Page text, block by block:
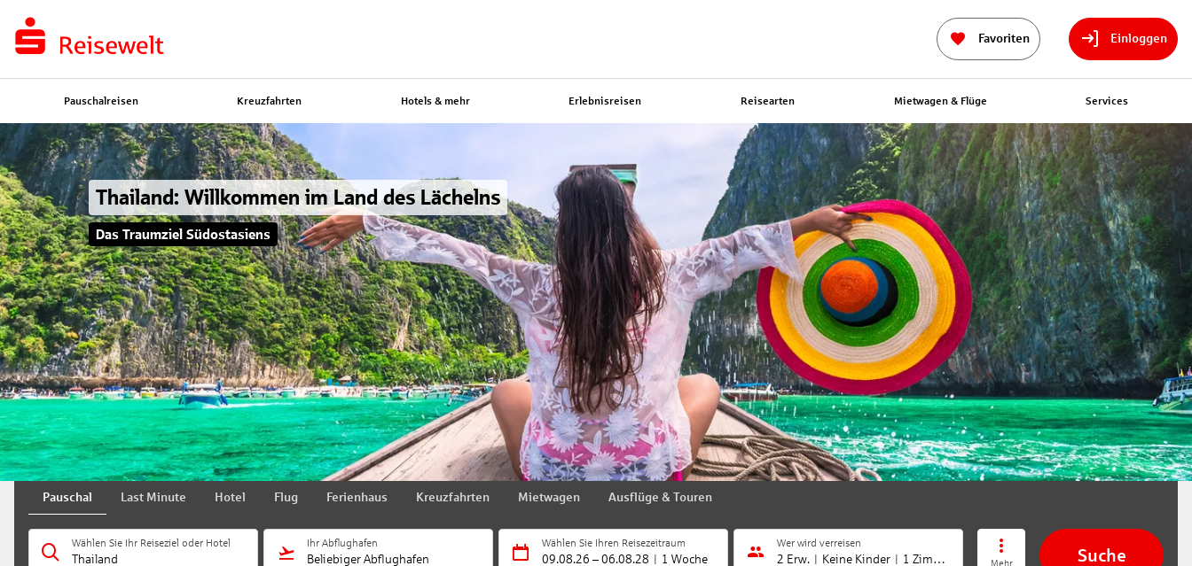
Favoriten Einloggen
Pauschalreisen Kreuzfahrten Hotels & mehr Erlebnisreisen Reisearten Mietwagen & Flüge Services
Thailand: Willkommen im Land des Lächelns
Das Traumziel Südostasiens
Pauschal Last Minute Hotel Flug Ferienhaus Kreuzfahrten Mietwagen Ausflüge & Touren
Wählen Sie Ihr Reiseziel oder Hotel
Thailand
Ihr Abflughafen
Beliebiger Abflughafen
Wählen Sie Ihren Reisezeitraum
09.08.26 – 06.08.28 1 Woche
Wer wird verreisen
2 Erw. Keine Kinder 1 Zimmer Mehr Suche